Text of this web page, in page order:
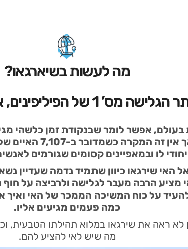
מה לעשות בשיארגאו?
מס’ 1 של הפיליפינים, אך לא רק…!
בעולם, אפשר לומר שבנקודת זמן כלשהי
“הייתי, ראיתי,
לו ובמאפיינים קסומים שגורמים
האי שירגאו כיוון שתמיד נדמה שעדיין
מציע הרבה מעבר לגלישה ולרביצה על
על כוח המשיכה הממכר של האי
כמה פעמים מגיעים אליו.
לא ראה את שירגאו במלוא תהילתו הטבעית,
מה שיש לאי להציע להם.